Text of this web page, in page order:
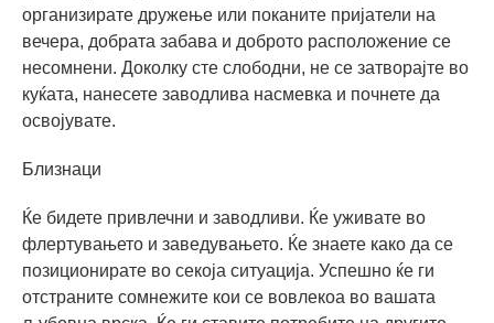
организирате дружење или поканите пријатели на
вечера, добрата забава и доброто расположение се
несомнени. Доколку сте слободни, не се затворајте во
куќата, нанесете заводлива насмевка и почнете да
освојувате.
Близнаци
Ќе бидете привлечни и заводливи. Ќе уживате во
флертувањето и заведувањето. Ќе знаете како да се
позиционирате во секоја ситуација. Успешно ќе ги
отстраните сомнежите кои се вовлекоа во вашата